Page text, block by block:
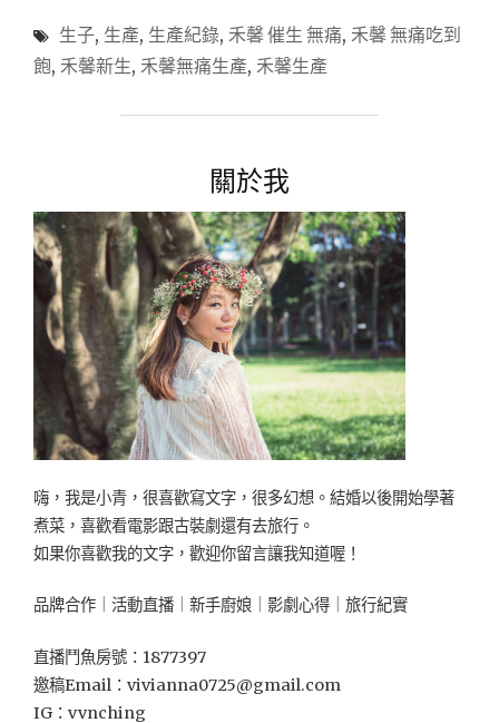
禾
然
產
的
阿
香
順
產
流
水
帳"
生子, 生產, 生產紀錄, 禾馨 催生 無痛, 禾馨 無痛吃到
飽, 禾馨新生, 禾馨無痛生產, 禾馨生產
關於我
嗨，我是小青，很喜歡寫文字，很多幻想。結婚以後開始學著
煮菜，喜歡看電影跟古裝劇還有去旅行。
如果你喜歡我的文字，歡迎你留言讓我知道喔！
品牌合作｜活動直播｜新手廚娘｜影劇心得｜旅行紀實
直播鬥魚房號：1877397
邀稿Email： vivianna0725@gmail.com
IG：vvnching